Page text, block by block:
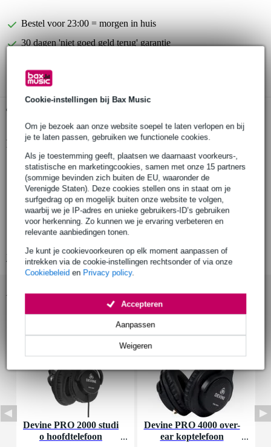
Cookie-instellingen bij Bax Music
Om je bezoek aan onze website soepel te laten verlopen en bij
je te laten passen, gebruiken we functionele cookies.
Als je toestemming geeft, plaatsen we daarnaast voorkeurs-,
statistische en marketingcookies, samen met onze 15 partners
(sommige bevinden zich buiten de EU, waaronder de
Verenigde Staten). Deze cookies stellen ons in staat om je
surfgedrag op en mogelijk buiten onze website te volgen,
waarbij we je IP-adres en unieke gebruikers-ID’s gebruiken
voor herkenning. Zo kunnen we je ervaring verbeteren en
relevante aanbiedingen tonen.
Je kunt je cookievoorkeuren op elk moment aanpassen of
intrekken via de cookie-instellingen rechtsonder of via onze
Cookiebeleid en Privacy policy.
Weigeren
Aanpassen
Accepteren
Bestel voor 23:00 = morgen in huis
30 dagen 'niet goed geld terug' garantie
Productinformatie
Presonus EM-MOUNT
statiefadapter voor EarMix 16M
set bestaande uit:
1x basis
1x schroefdraadadapter
1x klemadapter
Bekijk alle productspecificaties
Accessoires (12)
Devine PRO 2000 studi
o hoofdtelefoon
Devine PRO 4000 over-
ear koptelefoon